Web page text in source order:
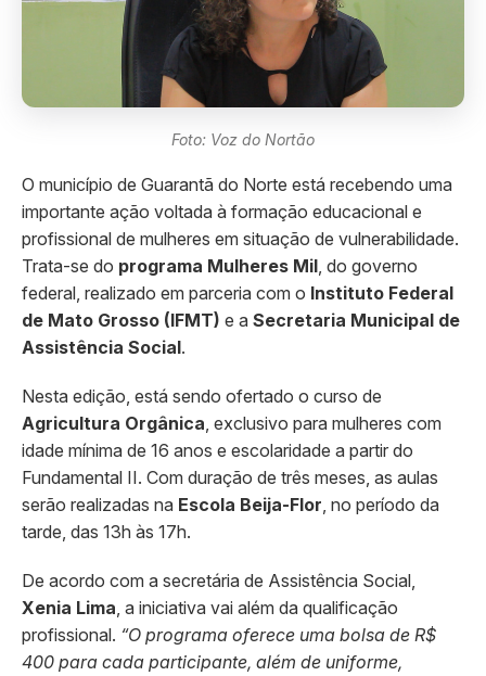
Foto: Voz do Nortão
O município de Guarantã do Norte está recebendo uma
importante ação voltada à formação educacional e
profissional de mulheres em situação de vulnerabilidade.
Trata-se do programa Mulheres Mil , do governo
federal, realizado em parceria com o Instituto Federal
de Mato Grosso (IFMT) e a Secretaria Municipal de
Assistência Social.
Nesta edição, está sendo ofertado o curso de
Agricultura Orgânica , exclusivo para mulheres com
idade mínima de 16 anos e escolaridade a partir do
Fundamental II. Com duração de três meses, as aulas
serão realizadas na Escola Beija-Flor , no período da
tarde, das 13h às 17h.
De acordo com a secretária de Assistência Social,
Xenia Lima , a iniciativa vai além da qualificação
profissional. “O programa oferece uma bolsa de R$
400 para cada participante, além de uniforme,